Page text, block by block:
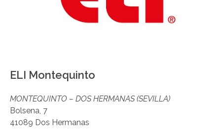
ELI Montequinto
MONTEQUINTO – DOS HERMANAS (SEVILLA)
Bolsena, 7
41089 Dos Hermanas